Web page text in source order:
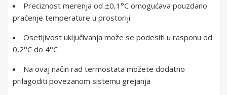
Preciznost merenja od ±0,1°C omogućava pouzdano
praćenje temperature u prostoriji
Osetljivost uključivanja može se podesiti u rasponu od
0,2°C do 4°C
Na ovaj način rad termostata možete dodatno
prilagoditi povezanom sistemu grejanja